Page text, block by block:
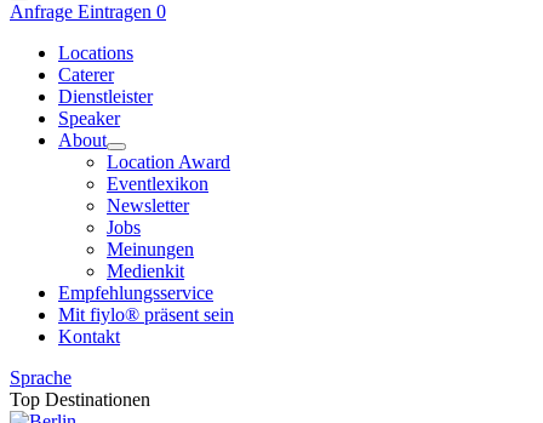
Anfrage Eintragen 0
Locations
Caterer
Dienstleister
Speaker
About
Location Award
Eventlexikon
Newsletter
Jobs
Meinungen
Medienkit
Empfehlungsservice
Mit fiylo® präsent sein
Kontakt
Sprache
Top Destinationen